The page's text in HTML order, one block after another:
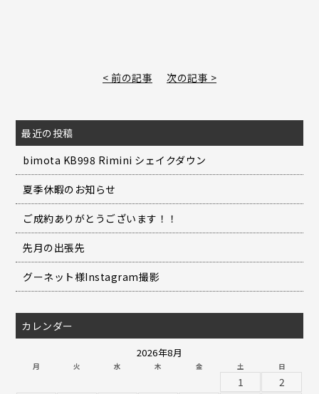
< 前の記事 次の記事 >
最近の投稿
bimota KB998 Rimini シェイクダウン
夏季休暇のお知らせ
ご成約ありがとうございます！！
先月の出張先
グーネット様Instagram撮影
カレンダー
2026年8月
月 火 水 木 金 土 日
1 2